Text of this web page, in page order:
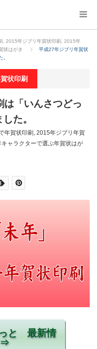
2015年ジブリ年賀状印刷
2015年
状はがき
平成27年ジブリ年賀状
。
状印刷
は「いんさつどっ
た。
年賀状印刷 , 2015年ジブリ年賀
ャラクターで選ぶ年賀状はが
と 最新情